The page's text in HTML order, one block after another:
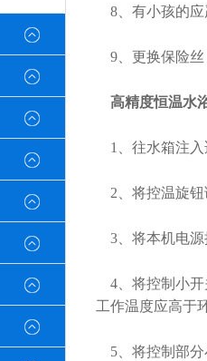
8、有小孩的应
9、更换保险丝
高精度恒温水
1、往水箱注入
2、将控温旋钮
3、将本机电源
4、将控制小开
工作温度应高于
5、将控制部分